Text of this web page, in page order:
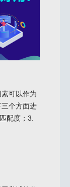
可以作为
个方面进
配度；3.